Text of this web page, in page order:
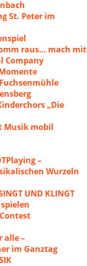
St. Peter im
raus… mach mit
Company
„Die
Musik mobil
–
Wurzeln
UND KLINGT
alle –
im Ganztag